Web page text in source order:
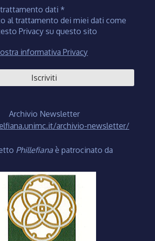
dati *
al trattamento dei miei dati come
Privacy su questo sito
informativa Privacy
Archivio Newsletter
archivio-newsletter/
Phillefiana è patrocinato da